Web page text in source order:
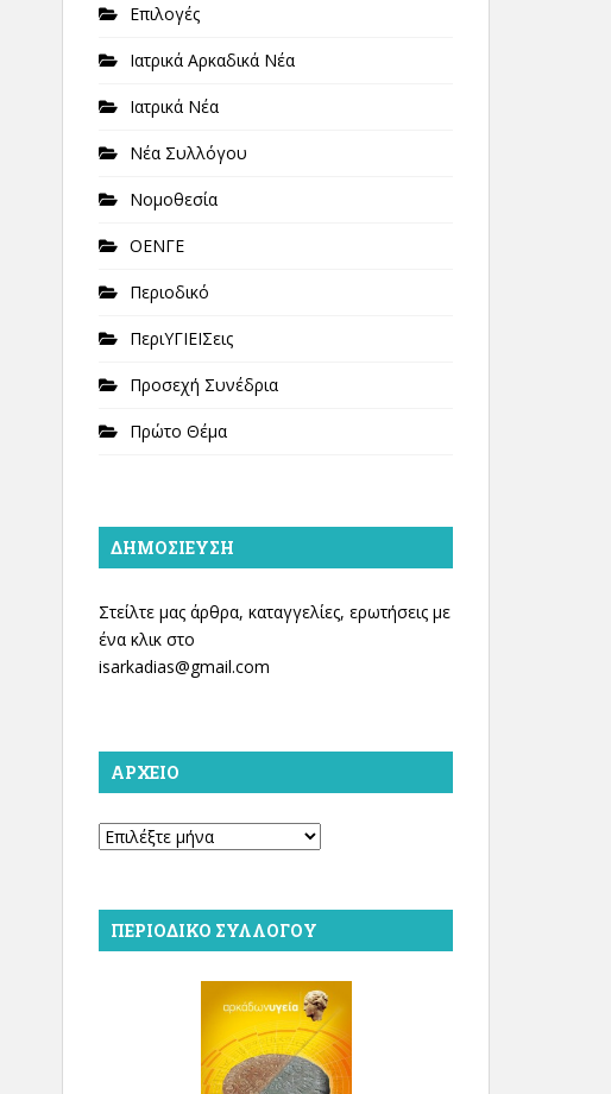
Επιλογές
Ιατρικά Αρκαδικά Νέα
Ιατρικά Νέα
Νέα Συλλόγου
Νομοθεσία
ΟΕΝΓΕ
Περιοδικό
ΠεριΥΓΙΕΙΣεις
Προσεχή Συνέδρια
Πρώτο Θέμα
ΔΗΜΟΣΊΕΥΣΗ
Στείλτε μας άρθρα, καταγγελίες, ερωτήσεις με
ένα κλικ στο
isarkadias@gmail.com
ΑΡΧΕΊΟ
Αρχείο
ΠΕΡΙΟΔΙΚΌ ΣΥΛΛΌΓΟΥ